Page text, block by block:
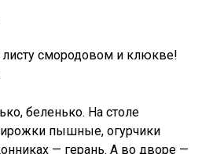
смородовом и клюкве!
беленько. На столе
пышные, огурчики
— герань. А во дворе —